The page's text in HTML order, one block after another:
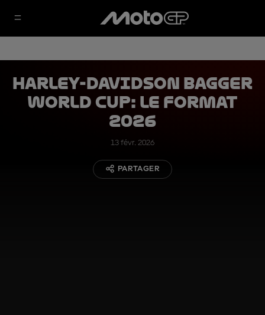
Harley-Davidson Bagger
World Cup: le format
2026
13 févr. 2026
PARTAGER